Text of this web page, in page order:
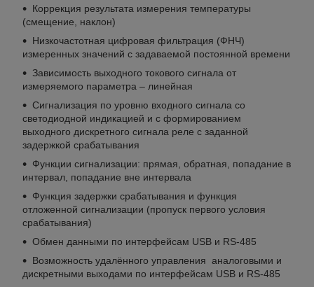
Коррекция результата измерения температуры
(смещение, наклон)
Низкочастотная цифровая фильтрация (ФНЧ)
измеренных значений с задаваемой постоянной времени
Зависимость выходного токового сигнала от
измеряемого параметра – линейная
Сигнализация по уровню входного сигнала со
светодиодной индикацией и с формированием
выходного дискретного сигнала реле с заданной
задержкой срабатывания
Функции сигнализации: прямая, обратная, попадание в
интервал, попадание вне интервала
Функция задержки срабатывания и функция
отложенной сигнализации (пропуск первого условия
срабатывания)
Обмен данными по интерфейсам USB и RS-485
Возможность удалённого управления аналоговыми и
дискретными выходами по интерфейсам USB и RS-485